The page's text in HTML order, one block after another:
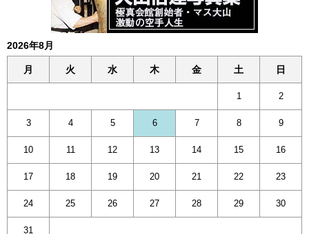
2026年8月
月 火 水 木 金 土 日
1 2
3 4 5 6 7 8 9
10 11 12 13 14 15 16
17 18 19 20 21 22 23
24 25 26 27 28 29 30
31